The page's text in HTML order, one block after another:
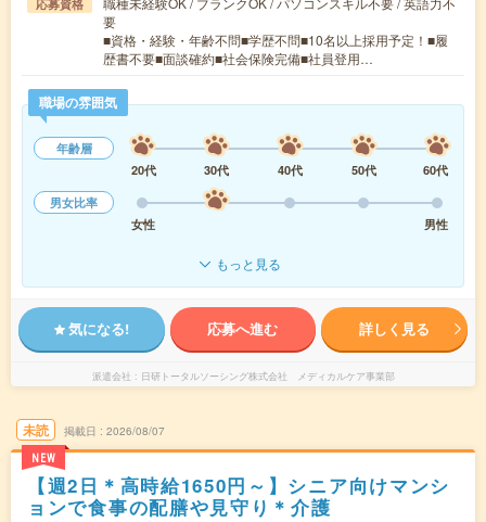
応募資格
要
■資格・経験・年齢不問■学歴不問■10名以上採用予定！■履
歴書不要■面談確約■社会保険完備■社員登用…
職場の雰囲気
年齢層
20代
30代 40代 50代
60代
男女比率
女性
男性
もっと見る
気になる! 応募へ進む 詳しく見る
派遣会社 日研トータルソーシング株式会社 メディカルケア事業部
未読
NEW
掲載日 2026/08/07
【週2日＊高時給1650円～】シニア向けマンシ
ョンで食事の配膳や見守り＊介護